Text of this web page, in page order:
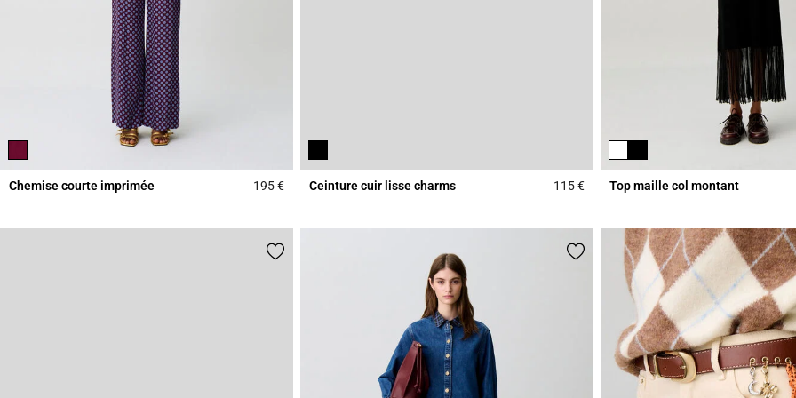
Chemise courte imprimée 195 €4,6 out of 5 Customer Rating
Ceinture cuir lisse charms 115 €4,3 out of 5 Customer Rating
Top maille col montant